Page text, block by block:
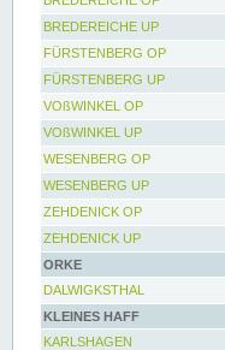
BREDEREICHE UP
FÜRSTENBERG OP
FÜRSTENBERG UP
VOßWINKEL OP
VOßWINKEL UP
WESENBERG OP
WESENBERG UP
ZEHDENICK OP
ZEHDENICK UP
ORKE
DALWIGKSTHAL
KLEINES HAFF
KARLSHAGEN